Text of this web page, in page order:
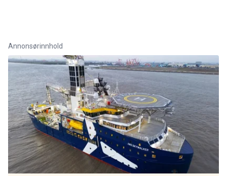
Annonsørinnhold